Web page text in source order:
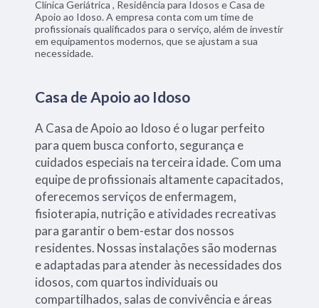
Clínica Geriátrica , Residência para Idosos e Casa de
Apoio ao Idoso. A empresa conta com um time de
profissionais qualificados para o serviço, além de investir
em equipamentos modernos, que se ajustam a sua
necessidade.
Casa de Apoio ao Idoso
A Casa de Apoio ao Idoso é o lugar perfeito
para quem busca conforto, segurança e
cuidados especiais na terceira idade. Com uma
equipe de profissionais altamente capacitados,
oferecemos serviços de enfermagem,
fisioterapia, nutrição e atividades recreativas
para garantir o bem-estar dos nossos
residentes. Nossas instalações são modernas
e adaptadas para atender às necessidades dos
idosos, com quartos individuais ou
compartilhados, salas de convivência e áreas